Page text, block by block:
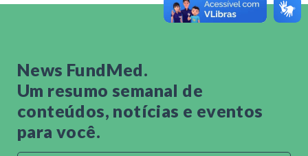
News FundMed.
Um resumo semanal de
conteúdos, notícias e eventos
para você.